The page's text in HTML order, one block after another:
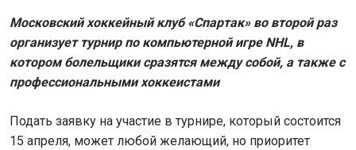
Московский хоккейный клуб «Спартак» во второй раз
организует турнир по компьютерной игре NHL, в
котором болельщики сразятся между собой, а также с
профессиональными хоккеистами
Подать заявку на участие в турнире, который состоится
15 апреля, может любой желающий, но приоритет